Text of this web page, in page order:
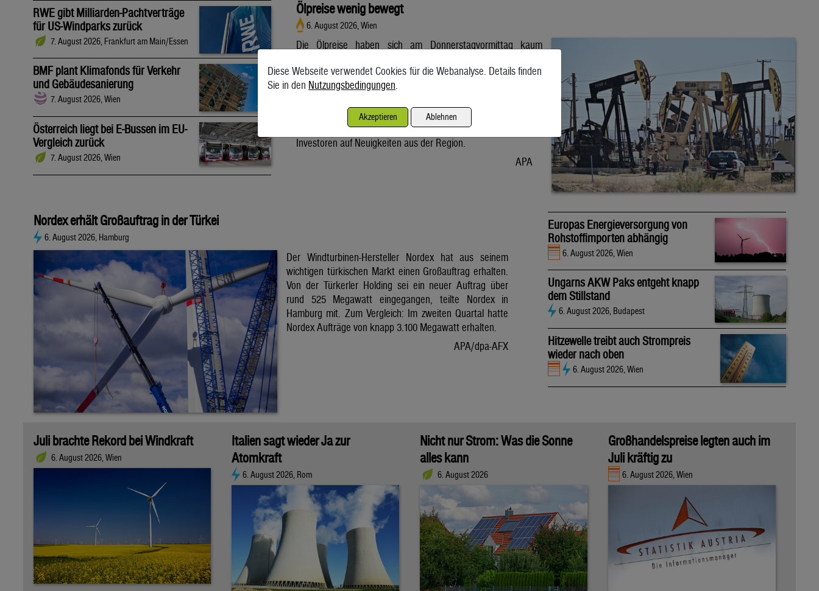
RWE gibt Milliarden-Pachtverträge
für US-Windparks zurück
7. August 2026, Frankfurt am Main/Essen
BMF plant Klimafonds für Verkehr
und Gebäudesanierung
7. August 2026, Wien
Österreich liegt bei E-Bussen im EU-
Vergleich zurück
7. August 2026, Wien
Ölpreise wenig bewegt
6. August 2026, Wien
Die Ölpreise haben sich am Donnerstagvormittag kaum
Brent aus der Nordsee mit Lieferung Oktober kostete am
Vormittag 79,75 US-Dollar und damit 0,4 Prozent mehr als am
80 Dollar. Unter diese ist er am Dienstag wegen der Hoffnung
auf eine Lösung im Iran-Krieg gesunken. Seitdem warten
Investoren auf Neuigkeiten aus der Region.
APA
Nordex erhält Großauftrag in der Türkei
6. August 2026, Hamburg
Der Windturbinen-Hersteller Nordex hat aus seinem
wichtigen türkischen Markt einen Großauftrag erhalten.
Von der Türkerler Holding sei ein neuer Auftrag über
rund 525 Megawatt eingegangen, teilte Nordex in
Hamburg mit. Zum Vergleich: Im zweiten Quartal hatte
Nordex Aufträge von knapp 3.100 Megawatt erhalten.
APA/dpa-AFX
Europas Energieversorgung von
Rohstoffimporten abhängig
6. August 2026, Wien
Ungarns AKW Paks entgeht knapp
dem Stillstand
6. August 2026, Budapest
Hitzewelle treibt auch Strompreis
wieder nach oben
6. August 2026, Wien
Juli brachte Rekord bei Windkraft
6. August 2026, Wien
Italien sagt wieder Ja zur
Atomkraft
6. August 2026, Rom
Nicht nur Strom: Was die Sonne
alles kann
6. August 2026
Großhandelspreise legten auch im
Juli kräftig zu
6. August 2026, Wien
Diese Webseite verwendet Cookies für die Webanalyse. Details finden
Sie in den Nutzungsbedingungen.
Akzeptieren Ablehnen